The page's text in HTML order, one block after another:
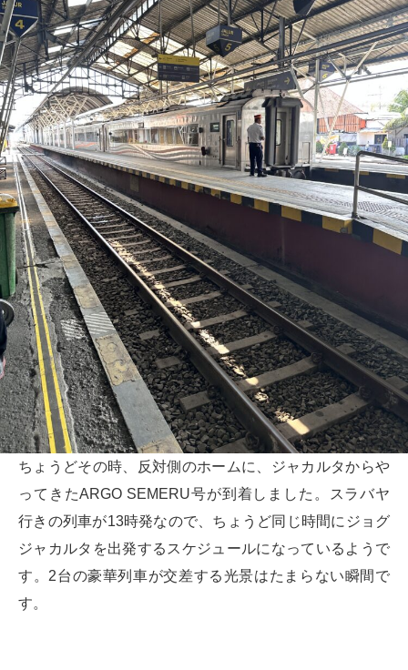
ちょうどその時、反対側のホームに、ジャカルタからや
ってきたARGO SEMERU号が到着しました。スラバヤ
行きの列車が13時発なので、ちょうど同じ時間にジョグ
ジャカルタを出発するスケジュールになっているようで
す。2台の豪華列車が交差する光景はたまらない瞬間で
す。